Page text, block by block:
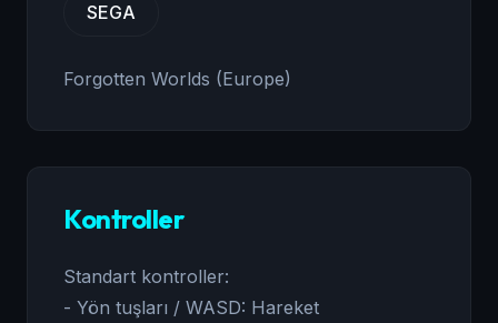
SEGA
Forgotten Worlds (Europe)
Kontroller
Standart kontroller:
- Yön tuşları / WASD: Hareket